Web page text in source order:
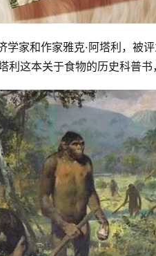
家和作家雅克·阿塔利，被
利这本关于食物的历史科普